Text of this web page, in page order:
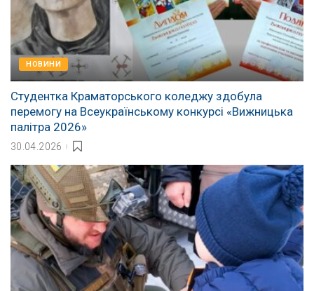
НОВИНИ
Студентка Краматорського коледжу здобула
перемогу на Всеукраїнському конкурсі «Вижницька
палітра 2026»
30.04.2026